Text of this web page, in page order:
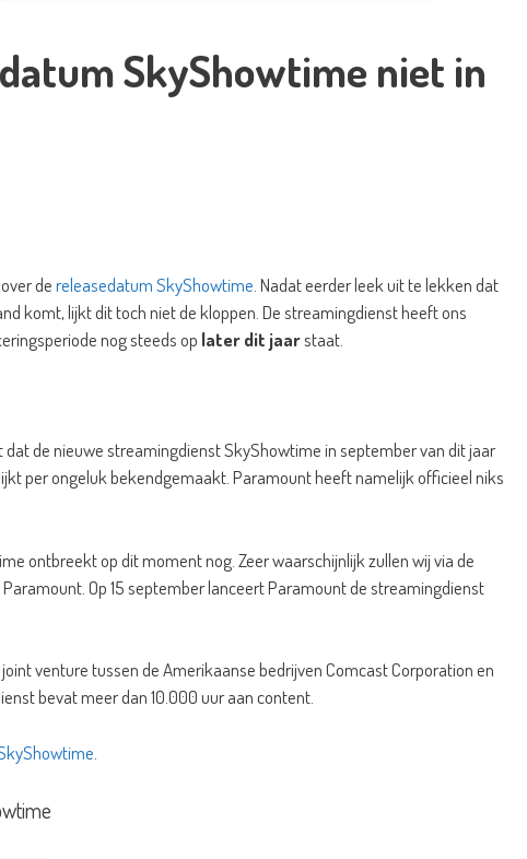
SkyShowtime niet in
dereleasedatum SkyShowtime. Nadat eerder leek uit te lekken dat
komt, lijkt dit toch niet de kloppen. De streamingdienst heeft ons
nog steeds op later dit jaarstaat.
de nieuwe streamingdienst SkyShowtime in september van dit jaar
per ongeluk bekendgemaakt. Paramount heeft namelijk officieel niks
ontbreekt op dit moment nog. Zeer waarschijnlijk zullen wij via de
Op 15 september lanceert Paramount de streamingdienst
venture tussen de Amerikaanse bedrijven Comcast Corporation en
bevat meer dan 10.000 uur aan content.